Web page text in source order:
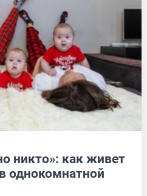
никто»: как живет
однокомнатной